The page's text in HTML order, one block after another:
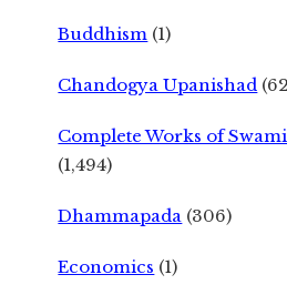
Buddhism (1)
Chandogya Upanishad
Complete Works of
(1,494)
Dhammapada (306)
Economics (1)